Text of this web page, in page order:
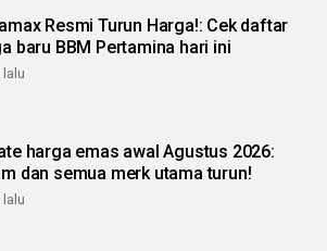
Resmi Turun Harga!: Cek daftar
baru BBM Pertamina hari ini
lalu
harga emas awal Agustus 2026:
dan semua merk utama turun!
lalu